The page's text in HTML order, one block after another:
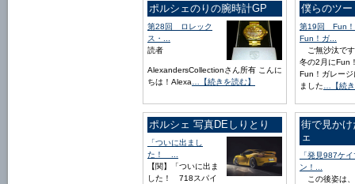
ポルシェのりの腕時計GP
第28回 ロレック
ス・...
読者
AlexandersCollectionさん所有 こんに
ちは！Alexa …【続きを読む】
僕らのツー
第19回 Fun！
Fun！ガ...
ご無沙汰で
冬の2月にFun
Fun！ガレー
ました …【続
ポルシェ 写真DEしりとり
「ついに出まし
た！ ...
【関】「ついに出ま
した！ 718スパイ
街で見か
ェ
「発見987ケイ
ン！...
この後姿は